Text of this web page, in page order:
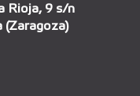
Rioja, 9 s/n
(Zaragoza)